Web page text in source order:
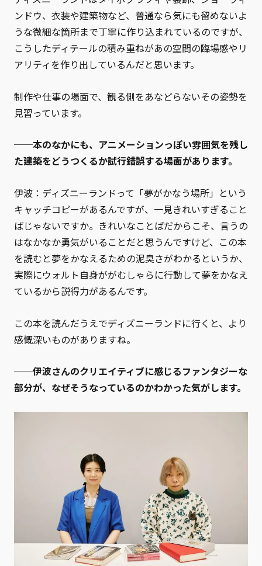
ンドウ、衣装や建築物など、普通なら気にも留めないよ
うな微細な箇所まで丁寧に作り込まれているのですが、
こうしたディテールの積み重ねがあの空間の臨場感やリ
アリティを作り出しているんだと思います。
制作や仕事の場面で、観る側をあなどらないその姿勢を
見習っています。
──本のなかにも、アニメーションっぽい雰囲気を残し
た建築をどうつくるか試行錯誤する場面があります。
伊波：ディズニーランドって「夢がかなう場所」という
キャッチコピーがあるんですが、一見きれいすぎること
ばじゃないですか。きれいなことばだからこそ、言うの
はなかなか勇気がいることだと思うんですけど、この本
を読むと夢をかなえるための泥臭さがわかるというか、
実際にウォルト自身ががむしゃらに行動して夢をかなえ
ているから説得力があるんです。
この本を読んだうえでディズニーランドに行くと、より
感慨深いものがありますね。
──伊波さんのクリエイティブに感じるファンタジーな
部分が、なぜそうなっているのかわかった気がします。